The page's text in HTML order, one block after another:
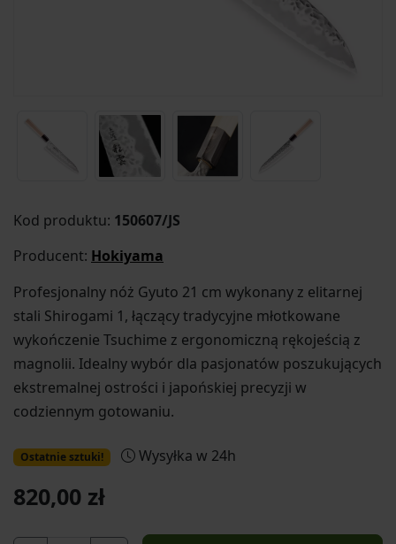
Kod produktu: 150607/JS
Producent: Hokiyama
Profesjonalny nóż Gyuto 21 cm wykonany z elitarnej
stali Shirogami 1, łączący tradycyjne młotkowane
wykończenie Tsuchime z ergonomiczną rękojeścią z
magnolii. Idealny wybór dla pasjonatów poszukujących
ekstremalnej ostrości i japońskiej precyzji w
codziennym gotowaniu.
Ostatnie sztuki! Wysyłka w 24h
820,00 zł